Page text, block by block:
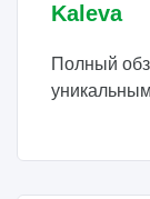
Kaleva
Полный